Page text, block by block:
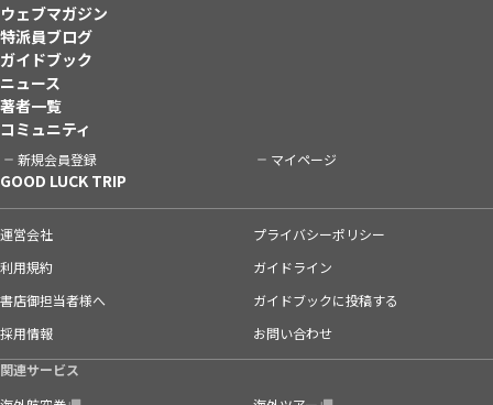
ウェブマガジン
特派員ブログ
ガイドブック
ニュース
著者一覧
コミュニティ
新規会員登録 マイページ
GOOD LUCK TRIP
運営会社
プライバシーポリシー
利用規約
ガイドライン
書店御担当者様へ
ガイドブックに投稿する
採用情報
お問い合わせ
関連サービス